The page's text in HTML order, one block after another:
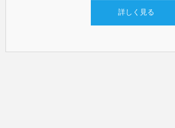
詳しく見る